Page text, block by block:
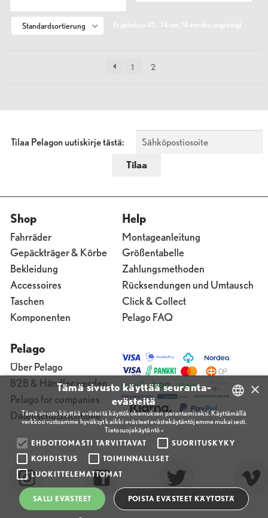
Standardsortierung Ergebnisse 41 – 74 von 74 werden angezeigt
1 2
Tilaa Pelagon uutiskirje tästä:
Shop
Fahrräder
Gepäckträger & Körbe
Bekleidung
Accessoires
Taschen
Komponenten
Help
Montageanleitung
Größentabelle
Zahlungsmethoden
Rücksendungen und Umtausch
Click & Collect
Pelago FAQ
Pelago
Über Pelago
B2B & Händler werden
Pelago for companies
Datenschutzrichtlinie
FINNISH
ENGLISH
×
Tämä sivusto käyttää seuranta-
evästeitä
Tämä sivusto käyttää evästeitä käyttökokemuksen parantamiseksi. Käyttämällä
verkkosivustoamme hyväksyt kaikki evästeet evästekäytäntöjemme mukaisesti.
Tietosuojakäytäntö »
EHDOTTOMASTI TARVITTAVAT
SUORITUSKYKY
KOHDISTUS
TOIMINNALLISET
LUOKITTELEMATTOMAT
SALLI EVÄSTEET POISTA EVÄSTEET KÄYTÖSTÄ